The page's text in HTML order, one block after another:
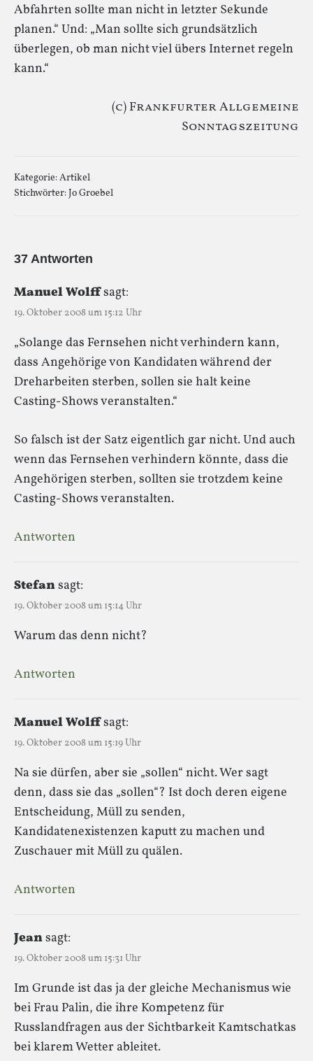
Abfahrten sollte man nicht in letzter Sekunde
planen.“ Und: „Man sollte sich grundsätzlich
überlegen, ob man nicht viel übers Internet regeln
kann.“
(c) Frankfurter Allgemeine
Sonntagszeitung
Kategorie:Artikel
Stichwörter:Jo Groebel
37 Antworten
Manuel Wolffsagt:
19. Oktober 2008 um 15:12 Uhr
„Solange das Fernsehen nicht verhindern kann,
dass Angehörige von Kandidaten während der
Dreharbeiten sterben, sollen sie halt keine
Casting-Shows veranstalten.“
So falsch ist der Satz eigentlich gar nicht. Und auch
wenn das Fernsehen verhindern könnte, dass die
Angehörigen sterben, sollten sie trotzdem keine
Casting-Shows veranstalten.
Antworten
Stefansagt:
19. Oktober 2008 um 15:14 Uhr
Warum das denn nicht?
Antworten
Manuel Wolffsagt:
19. Oktober 2008 um 15:19 Uhr
Na sie dürfen, aber sie „sollen“ nicht. Wer sagt
denn, dass sie das „sollen“? Ist doch deren eigene
Entscheidung, Müll zu senden,
Kandidatenexistenzen kaputt zu machen und
Zuschauer mit Müll zu quälen.
Antworten
Jeansagt:
19. Oktober 2008 um 15:31 Uhr
Im Grunde ist das ja der gleiche Mechanismus wie
bei Frau Palin, die ihre Kompetenz für
Russlandfragen aus der Sichtbarkeit Kamtschatkas
bei klarem Wetter ableitet.